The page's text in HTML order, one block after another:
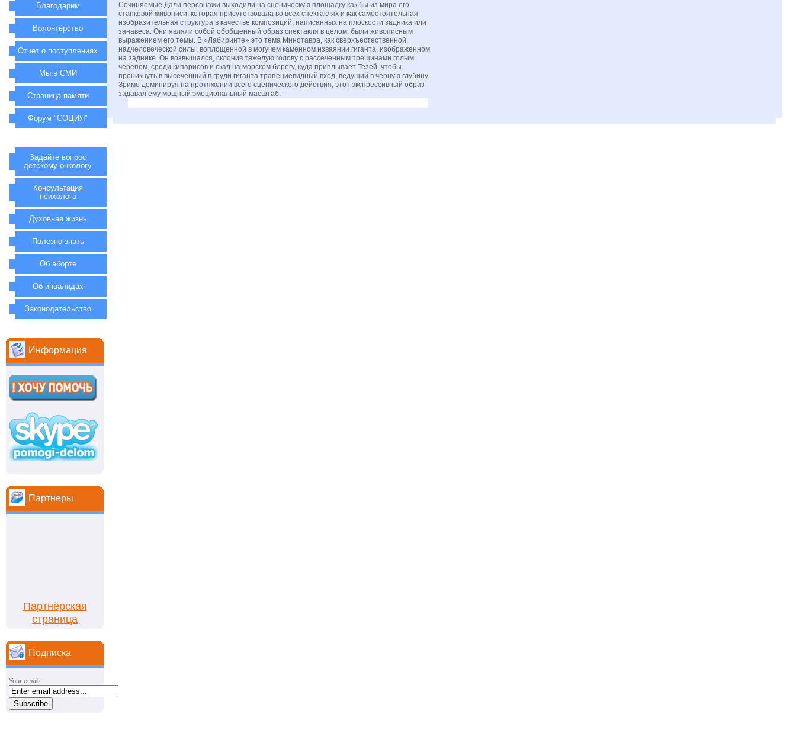
Сочиняемые Дали персонажи выходили на сценическую площадку как бы из мира его
станковой живописи, которая присутствовала во всех спектаклях и как самостоятельная
изобразительная структура в качестве композиций, написанных на плоскости задника или
занавеса. Они являли собой обобщенный образ спектакля в целом, были живописным
выражением его темы. В «Лабиринте» это тема Минотавра, как сверхъестественной,
надчеловеческой силы, воплощенной в могучем каменном изваянии гиганта, изображенном
на заднике. Он возвышался, склонив тяжелую голову с рассеченным трещинами голым
черепом, среди кипарисов и скал на морском берегу, куда приплывает Тезей, чтобы
проникнуть в высеченный в груди гиганта трапециевидный вход, ведущий в черную глубину.
Зримо доминируя на протяжении всего сценического действия, этот экспрессивный образ
задавал ему мощный эмоциональный масштаб.
Благодарим
Волонтёрство
Отчет о поступлениях
Мы в СМИ
Страница памяти
Форум "СОЦИЯ"
Задайте вопрос
детскому онкологу
Консультация
психолога
Духовная жизнь
Полезно знать
Об аборте
Об инвалидах
Законодательство
Информация
Партнеры
Партнёрская
страница
Подписка
Your email: